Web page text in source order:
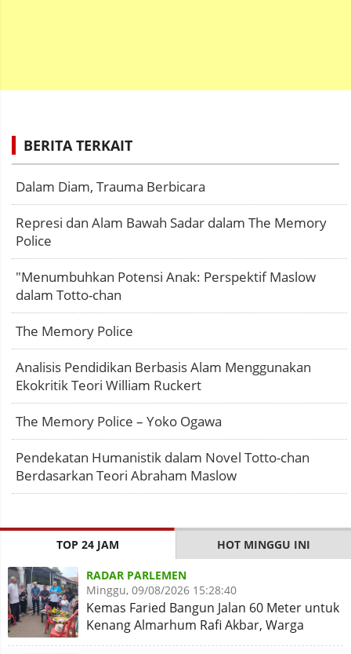
BERITA TERKAIT
Dalam Diam, Trauma Berbicara
Represi dan Alam Bawah Sadar dalam The Memory
Police
"Menumbuhkan Potensi Anak: Perspektif Maslow
dalam Totto-chan
The Memory Police
Analisis Pendidikan Berbasis Alam Menggunakan
Ekokritik Teori William Ruckert
The Memory Police – Yoko Ogawa
Pendekatan Humanistik dalam Novel Totto-chan
Berdasarkan Teori Abraham Maslow
TOP 24 JAM HOT MINGGU INI
RADAR PARLEMEN
Minggu, 09/08/2026 15:28:40
Kemas Faried Bangun Jalan 60 Meter untuk
Kenang Almarhum Rafi Akbar, Warga
Simpang Rimbo Syukuran